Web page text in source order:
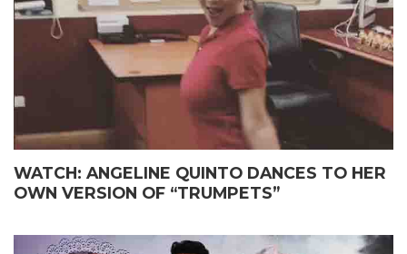
WATCH: ANGELINE QUINTO DANCES TO HER
OWN VERSION OF “TRUMPETS”